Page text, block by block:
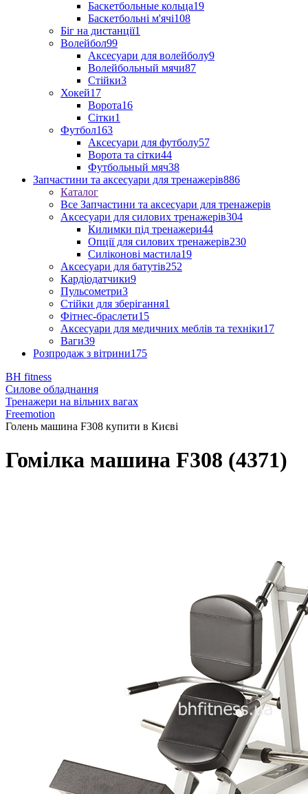
Баскетбольные кольца19
Баскетбольні м'ячі108
Біг на дистанції1
Волейбол99
Аксесуари для волейболу9
Волейбольный мячи87
Стійки3
Хокей17
Ворота16
Сітки1
Футбол163
Аксесуари для футболу57
Ворота та сітки44
Футбольный мяч38
Запчастини та аксесуари для тренажерів886
Каталог
Все Запчастини та аксесуари для тренажерів
Аксесуари для силових тренажерів304
Килимки під тренажери44
Опції для силових тренажерів230
Силіконові мастила19
Аксесуари для батутів252
Кардіодатчики9
Пульсометри3
Стійки для зберігання1
Фітнес-браслети15
Аксесуари для медичних меблів та техніки17
Ваги39
Розпродаж з вітрини175
BH fitness
Силове обладнання
Тренажери на вільних вагах
Freemotion
Голень машина F308 купити в Києві
Гомілка машина F308 (4371)